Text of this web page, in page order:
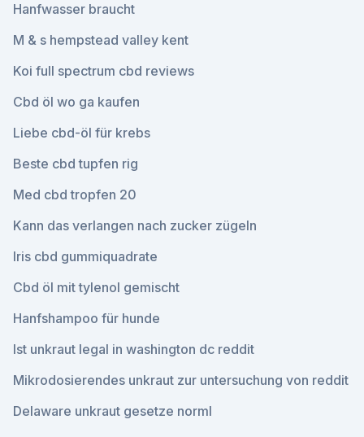
Hanfwasser braucht
M & s hempstead valley kent
Koi full spectrum cbd reviews
Cbd öl wo ga kaufen
Liebe cbd-öl für krebs
Beste cbd tupfen rig
Med cbd tropfen 20
Kann das verlangen nach zucker zügeln
Iris cbd gummiquadrate
Cbd öl mit tylenol gemischt
Hanfshampoo für hunde
Ist unkraut legal in washington dc reddit
Mikrodosierendes unkraut zur untersuchung von reddit
Delaware unkraut gesetze norml